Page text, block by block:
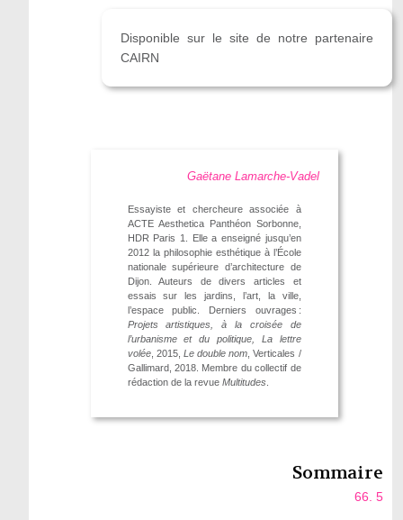
Disponible sur le site de notre partenaire
CAIRN
Gaëtane Lamarche-Vadel
Essayiste et chercheure associée à
ACTE Aesthetica Panthéon Sorbonne,
HDR Paris 1. Elle a enseigné jusqu’en
2012 la philosophie esthétique à l’École
nationale supérieure d’architecture de
Dijon. Auteurs de divers articles et
essais sur les jardins, l’art, la ville,
l’espace public. Derniers ouvrages :
Projets artistiques, à la croisée de
l’urbanisme et du politique, La lettre
volée, 2015, Le double nom , Verticales /
Gallimard, 2018. Membre du collectif de
rédaction de la revue Multitudes.
Sommaire
66. 5